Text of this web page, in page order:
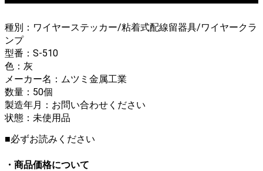
種別：ワイヤーステッカー/粘着式配線留器具/ワイヤークラ
ンプ
型番：S-510
色：灰
メーカー名：ムツミ金属工業
数量：50個
製造年月：お問い合わせください
状態：未使用品
■必ずお読みください
・商品価格について